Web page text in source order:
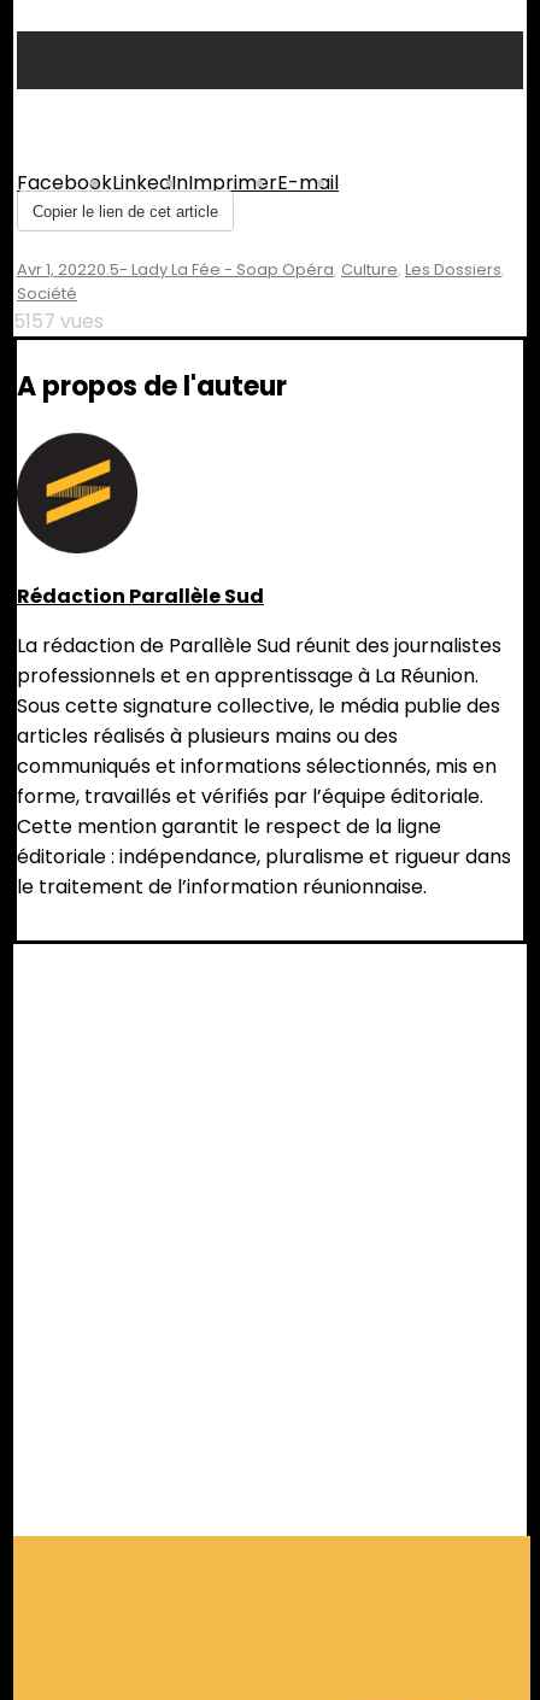
FacebookLinkedInImprimerE-mail
Copier le lien de cet article
Avr 1, 20220.5- Lady La Fée - Soap Opéra, Culture, Les Dossiers,
Société
5157 vues
A propos de l'auteur
Rédaction Parallèle Sud
La rédaction de Parallèle Sud réunit des journalistes
professionnels et en apprentissage à La Réunion.
Sous cette signature collective, le média publie des
articles réalisés à plusieurs mains ou des
communiqués et informations sélectionnés, mis en
forme, travaillés et vérifiés par l’équipe éditoriale.
Cette mention garantit le respect de la ligne
éditoriale : indépendance, pluralisme et rigueur dans
le traitement de l’information réunionnaise.